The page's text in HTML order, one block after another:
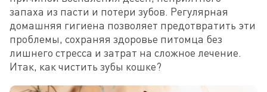
запаха из пасти и потери зубов. Регулярная
домашняя гигиена позволяет предотвратить эти
проблемы, сохраняя здоровье питомца без
лишнего стресса и затрат на сложное лечение.
Итак, как чистить зубы кошке?